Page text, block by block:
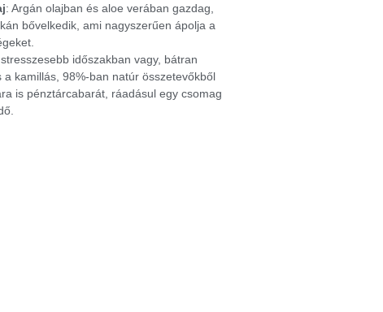
: Argán olajban és aloe verában gazdag,
bővelkedik, ami nagyszerűen ápolja a
időszakban vagy, bátran
a kamillás, 98%-ban natúr összetevőkből
is pénztárcabarát, ráadásul egy csomag